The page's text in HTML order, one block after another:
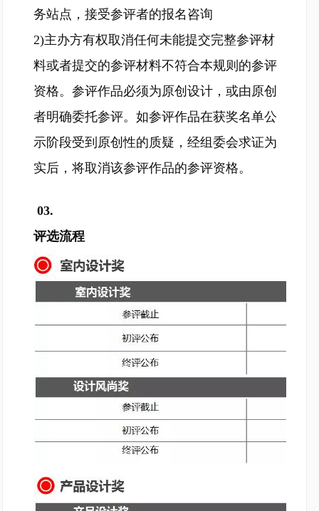
务站点，接受参评者的报名咨询
2)主办方有权取消任何未能提交完整参评材
料或者提交的参评材料不符合本规则的参评
资格。参评作品必须为原创设计，或由原创
者明确委托参评。如参评作品在获奖名单公
示阶段受到原创性的质疑，经组委会求证为
实后，将取消该参评作品的参评资格。
03.
评选流程